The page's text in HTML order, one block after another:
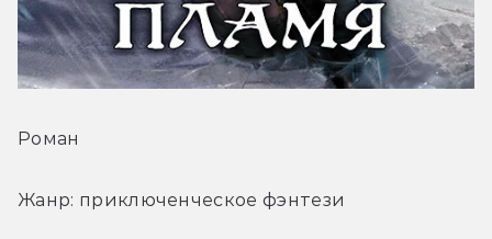
Роман
Жанр: приключенческое фэнтези